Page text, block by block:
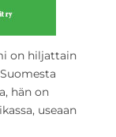
on hiljattain
hän on
useaan